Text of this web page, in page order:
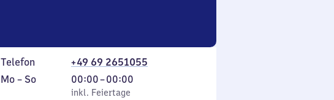
Telefon
+49 69 2651055
Montag
Mo – So,
inkl. Feiertage
00:00–00:00
Von
0
inkl. Feiertage